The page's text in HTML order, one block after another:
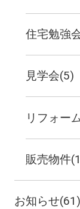
住宅勉強
見学会(5)
リフォー
販売物件
お知らせ(61)